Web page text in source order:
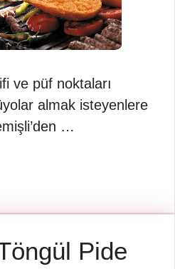
ve püf noktaları
almak isteyenlere
…
Pide